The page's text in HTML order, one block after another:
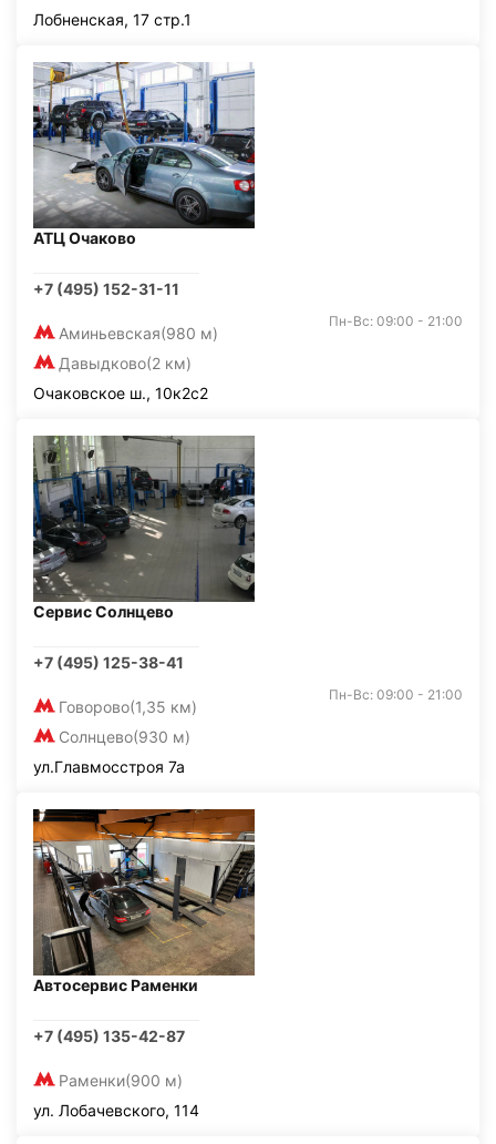
Лобненская, 17 стр.1
АТЦ Очаково
+7 (495) 152-31-11
Аминьевская(980 м)
Давыдково(2 км)
Пн-Вс: 09:00 - 21:00
Очаковское ш., 10к2с2
Сервис Солнцево
+7 (495) 125-38-41
Говорово(1,35 км)
Солнцево(930 м)
Пн-Вс: 09:00 - 21:00
ул.Главмосстроя 7а
Автосервис Раменки
+7 (495) 135-42-87
Раменки(900 м)
ул. Лобачевского, 114